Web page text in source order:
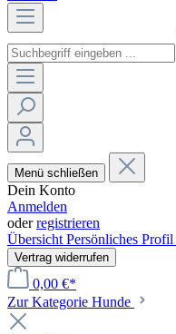
Menü schließen
Dein Konto
Anmelden
oderregistrieren
Übersicht Persönliches Profil
Vertrag widerrufen
0,00 €*
Zur Kategorie Hunde